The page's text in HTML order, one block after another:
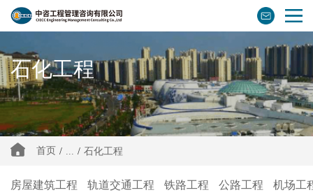
石化工程
首页 / / 石化工程
房屋建筑工程 轨道交通工程 铁路工程 公路工程 机场工